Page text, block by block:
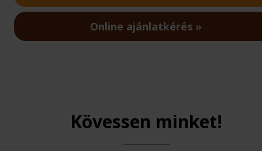
Online ajánlatkérés
Kövessen minket!